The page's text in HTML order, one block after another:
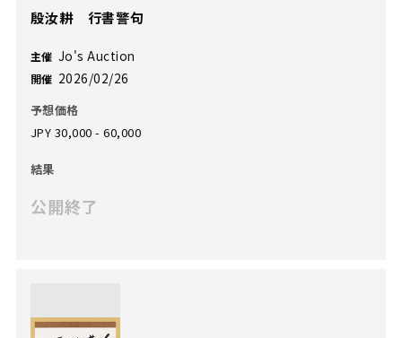
殷汝耕 行書警句
主催 Jo's Auction
開催 2026/02/26
予想価格
JPY 30,000 - 60,000
結果
公開終了